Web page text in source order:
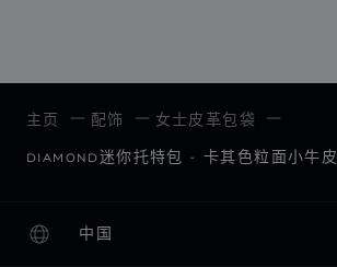
主页 配饰 女士皮革包袋
DIAMOND迷你托特包 - 卡其色粒面小牛皮
中国
本地化（更改国家/地区）
更改国家/地区